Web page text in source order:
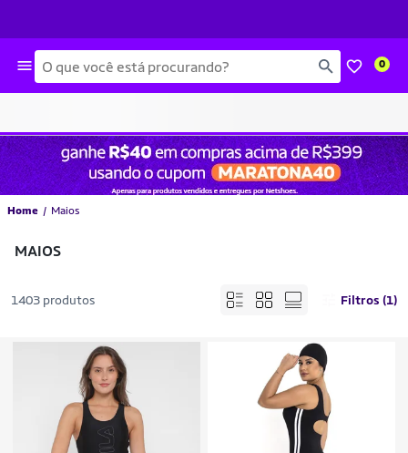
Busca 0
Home Maios
MAIOS
1403 produtos Filtros (1)